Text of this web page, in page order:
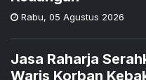
Rabu, 05 Agustus 2026
Jasa Raharja
Waris Korban